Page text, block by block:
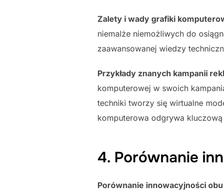
Zalety i wady grafiki
niemalże niemożliwych do
zaawansowanej wiedzy
Przykłady znanych kampanii
komputerowej w swoich
techniki tworzy się wirtualne
komputerowa odgrywa
4. Porównanie
Porównanie innowacyjności